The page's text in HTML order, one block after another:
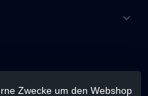
Zwecke um den Webshop